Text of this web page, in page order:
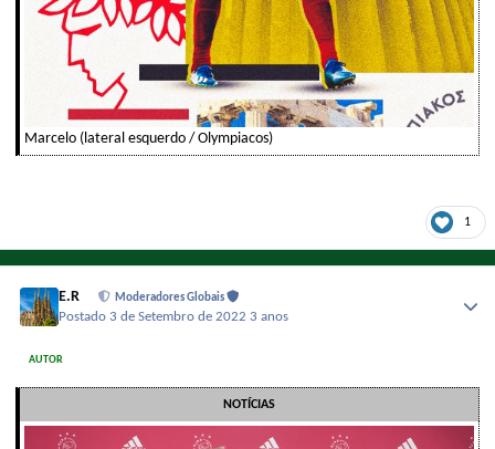
Marcelo (lateral esquerdo / Olympiacos)
1
E.R Moderadores Globais
Postado 3 de Setembro de 2022 3 anos
AUTOR
NOTÍCIAS